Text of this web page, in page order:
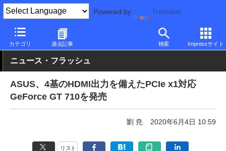
Powered by Translate
カテゴリ 過去記事 検索 Impressサイト
PC Watch 半導体/周辺機器 GeForce
ニュース・フラッシュ
ASUS、4基のHDMI出力を備えたPCIe x1対応
GeForce GT 710を発売
劉 尭 2020年6月4日 10:59
リスト